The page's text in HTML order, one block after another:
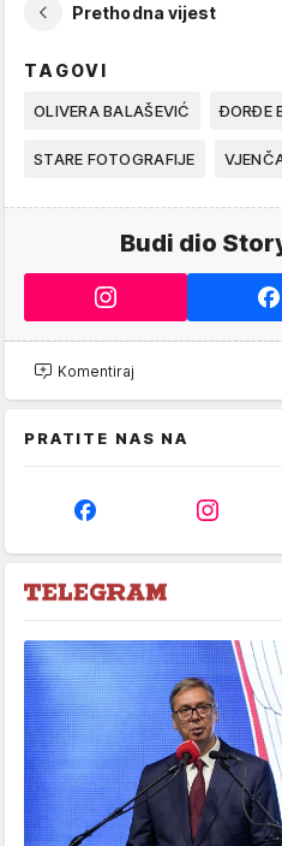
Prethodna vijest
TAGOVI
OLIVERA BALAŠEVIĆ ĐORĐE
STARE FOTOGRAFIJE
Budi dio
Komentiraj
PRATITE NAS NA